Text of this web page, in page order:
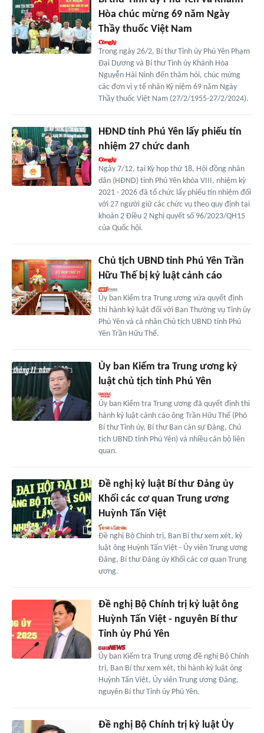
Hòa chúc mừng 69 năm Ngày
Thầy thuốc Việt Nam
Trong ngày 26/2, Bí thư Tỉnh ủy Phú Yên Phạm
Đại Dương và Bí thư Tỉnh ủy Khánh Hòa
Nguyễn Hải Ninh đến thăm hỏi, chúc mừng
các đơn vị y tế nhân Kỷ niệm 69 năm Ngày
Thầy thuốc Việt Nam (27/2/1955-27/2/2024).
HĐND tỉnh Phú Yên lấy phiếu tín
nhiệm 27 chức danh
Ngày 7/12, tại Kỳ họp thứ 18, Hội đồng nhân
dân (HĐND) tỉnh Phú Yên khóa VIII, nhiệm kỳ
2021 - 2026 đã tổ chức lấy phiếu tín nhiệm đối
với 27 người giữ các chức vụ theo quy định tại
khoản 2 Điều 2 Nghị quyết số 96/2023/QH15
của Quốc hội.
Chủ tịch UBND tỉnh Phú Yên Trần
Hữu Thế bị kỷ luật cảnh cáo
Ủy ban Kiểm tra Trung ương vừa quyết định
thi hành kỷ luật đối với Ban Thường vụ Tỉnh ủy
Phú Yên và cá nhân Chủ tịch UBND tỉnh Phú
Yên Trần Hữu Thế.
Ủy ban Kiểm tra Trung ương kỷ
luật chủ tịch tỉnh Phú Yên
Ủy ban Kiểm tra Trung ương đã quyết định thi
hành kỷ luật cảnh cáo ông Trần Hữu Thế (Phó
Bí thư Tỉnh ủy, Bí thư Ban cán sự Đảng, Chủ
tịch UBND tỉnh Phú Yên) và nhiều cán bộ liên
quan.
Đề nghị kỷ luật Bí thư Đảng ủy
Khối các cơ quan Trung ương
Huỳnh Tấn Việt
Đề nghị Bộ Chính trị, Ban Bí thư xem xét, kỷ
luật ông Huỳnh Tấn Việt - Ủy viên Trung ương
Đảng, Bí thư Đảng ủy Khối các cơ quan Trung
ương.
Đề nghị Bộ Chính trị kỷ luật ông
Huỳnh Tấn Việt - nguyên Bí thư
Tỉnh ủy Phú Yên
Ủy ban Kiểm tra Trung ương đề nghị Bộ Chính
trị, Ban Bí thư xem xét, thi hành kỷ luật ông
Huỳnh Tấn Việt, Ủy viên Trung ương Đảng,
nguyên Bí thư Tỉnh ủy Phú Yên.
Đề nghị Bộ Chính trị kỷ luật Ủy